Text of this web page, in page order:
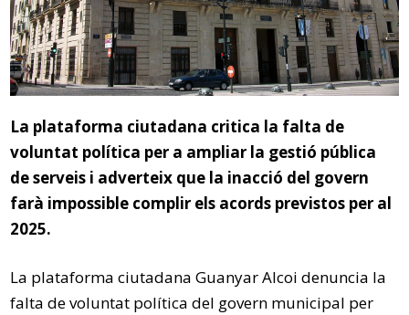
La plataforma ciutadana critica la falta de
voluntat política per a ampliar la gestió pública
de serveis i adverteix que la inacció del govern
farà impossible complir els acords previstos per al
2025.
La plataforma ciutadana Guanyar Alcoi denuncia la
falta de voluntat política del govern municipal per